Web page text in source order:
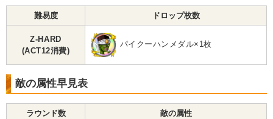
難易度 ドロップ枚数
Z-HARD
(ACT12消費)
パイクーハンメダル×1枚
敵の属性早見表
ラウンド数 敵の属性